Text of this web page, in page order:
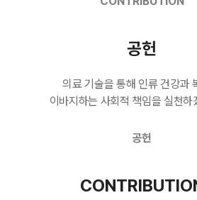
공헌
의료 기술을 통해 인류 건강과
이바지하는 사회적 책임을 실천하
공헌